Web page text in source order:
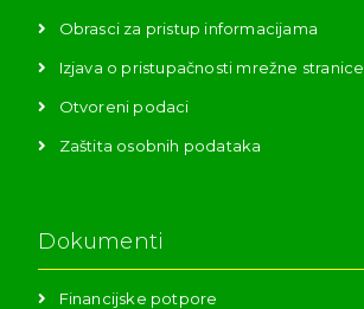
Obrasci za pristup informacijama
Izjava o pristupačnosti mrežne stranice
Otvoreni podaci
Zaštita osobnih podataka
Dokumenti
Financijske potpore